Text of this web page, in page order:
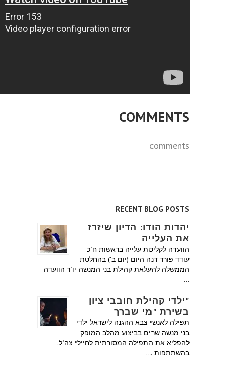
COMMENTS
comments
RECENT BLOG POSTS
יהדות הודו: הדיון שיזרז
את העלייה
הוועדה לקליטת עלייה בראשות ח"כ
עודד פורר דנה היום (יום ב') בהחלטת
הממשלה להעלאת קהילת בני המנשה יו"ר הוועדה
…
"ילדי קהילת חובבי ציון
בשירת "מי שברך
תפילה לאנשי צבא ההגנה לישראל ילדי
בני מנשה שרים בביצוע מהלב המופק
להפליא את התפילה המסורתית לחיילי צה"ל.
בהשתתפות …